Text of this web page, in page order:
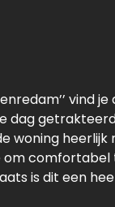
vind
dag
woning heerlijk
om
is dit een